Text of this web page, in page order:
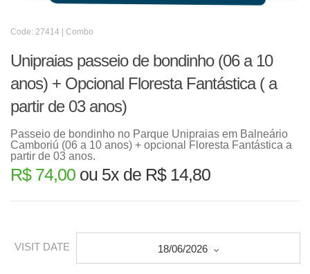
Code: 27414 | Combo
Unipraias passeio de bondinho (06 a 10
anos) + Opcional Floresta Fantástica ( a
partir de 03 anos)
Passeio de bondinho no Parque Unipraias em Balneário
Camboriú (06 a 10 anos) + opcional Floresta Fantástica a
partir de 03 anos.
R$ 74,00 ou 5x de R$ 14,80
VISIT DATE 18/06/2026